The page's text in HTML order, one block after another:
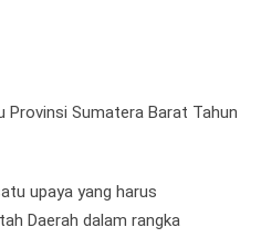
Provinsi Sumatera Barat Tahun
upaya yang harus
Daerah dalam rangka